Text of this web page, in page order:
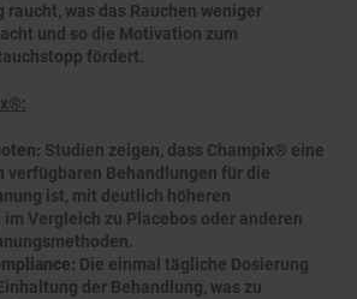
raucht, was das Rauchen weniger
und so die Motivation zum
fördert.
Studien zeigen, dass Champix® eine
verfügbaren Behandlungen für die
ist, mit deutlich höheren
Vergleich zu Placebos oder anderen
Die einmal tägliche Dosierung
der Behandlung, was zu